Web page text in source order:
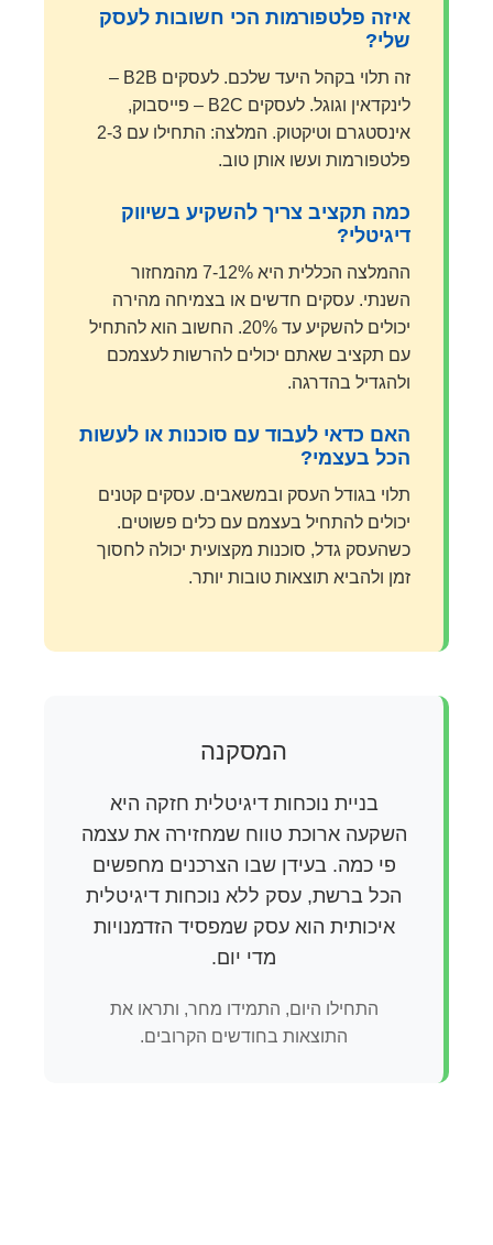
איזה פלטפורמות הכי חשובות לעסק
שלי?
זה תלוי בקהל היעד שלכם. לעסקים B2B –
לינקדאין וגוגל. לעסקים B2C – פייסבוק,
אינסטגרם וטיקטוק. המלצה: התחילו עם 2-3
פלטפורמות ועשו אותן טוב.
כמה תקציב צריך להשקיע בשיווק
דיגיטלי?
ההמלצה הכללית היא 7-12% מהמחזור
השנתי. עסקים חדשים או בצמיחה מהירה
יכולים להשקיע עד 20%. החשוב הוא להתחיל
עם תקציב שאתם יכולים להרשות לעצמכם
ולהגדיל בהדרגה.
האם כדאי לעבוד עם סוכנות או לעשות
הכל בעצמי?
תלוי בגודל העסק ובמשאבים. עסקים קטנים
יכולים להתחיל בעצמם עם כלים פשוטים.
כשהעסק גדל, סוכנות מקצועית יכולה לחסוך
זמן ולהביא תוצאות טובות יותר.
המסקנה
בניית נוכחות דיגיטלית חזקה היא
השקעה ארוכת טווח שמחזירה את עצמה
פי כמה. בעידן שבו הצרכנים מחפשים
הכל ברשת, עסק ללא נוכחות דיגיטלית
איכותית הוא עסק שמפסיד הזדמנויות
מדי יום.
התחילו היום, התמידו מחר, ותראו את
התוצאות בחודשים הקרובים.